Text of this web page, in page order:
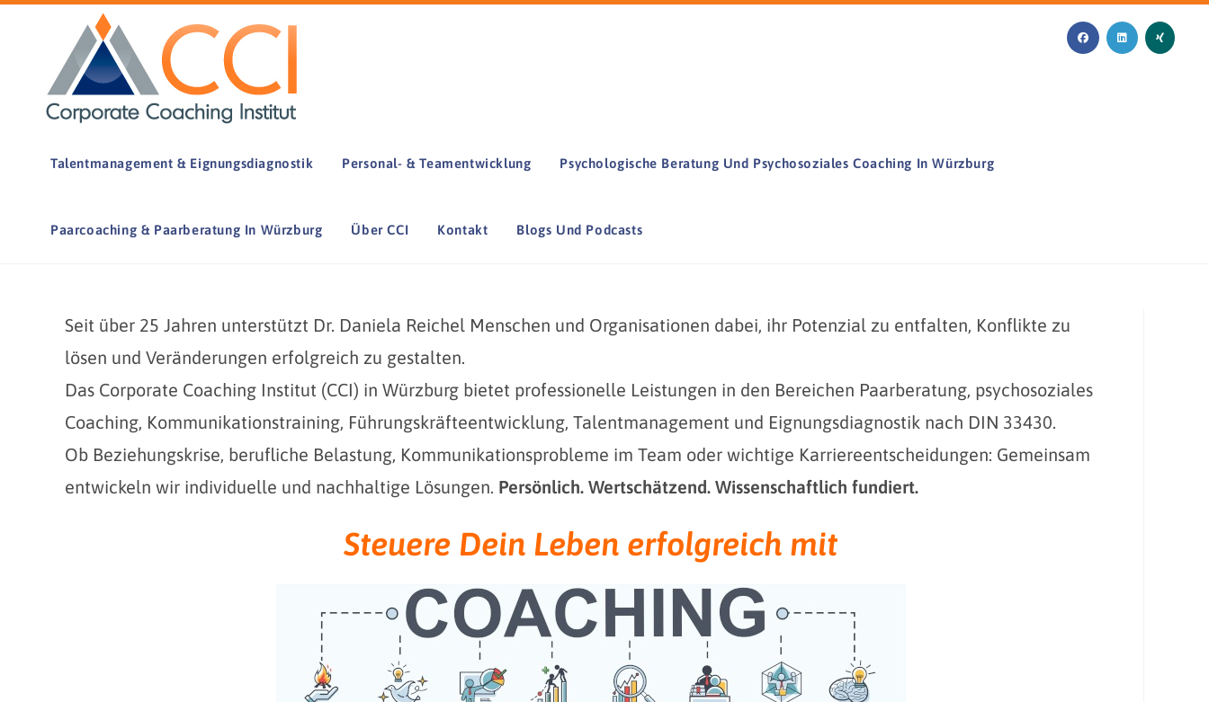
Talentmanagement & Eignungsdiagnostik Personal- & Teamentwicklung Psychologische Beratung Und Psychosoziales Coaching In Würzburg
Paarcoaching & Paarberatung In Würzburg Über CCI Kontakt Blogs Und Podcasts
Seit über 25 Jahren unterstützt Dr. Daniela Reichel Menschen und Organisationen dabei, ihr Potenzial zu entfalten, Konflikte zu
lösen und Veränderungen erfolgreich zu gestalten.
Das Corporate Coaching Institut (CCI) in Würzburg bietet professionelle Leistungen in den Bereichen Paarberatung, psychosoziales
Coaching, Kommunikationstraining, Führungskräfteentwicklung, Talentmanagement und Eignungsdiagnostik nach DIN 33430.
Ob Beziehungskrise, berufliche Belastung, Kommunikationsprobleme im Team oder wichtige Karriereentscheidungen: Gemeinsam
entwickeln wir individuelle und nachhaltige Lösungen. Persönlich. Wertschätzend. Wissenschaftlich fundiert.
Steuere Dein Leben erfolgreich mit